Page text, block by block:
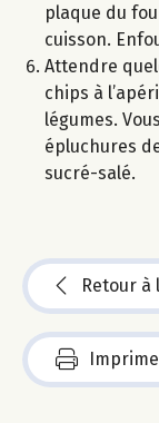
plaque du
cuisson.
Attendre
chips à
légumes.
épluchures
sucré-salé.
Retour à